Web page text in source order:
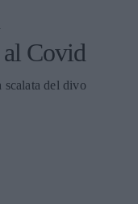
Covid
scalata del divo